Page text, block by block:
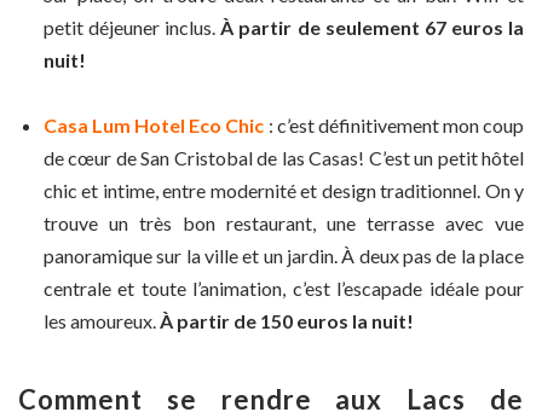
petit déjeuner inclus. À partir de seulement 67 euros la
nuit!
Casa Lum Hotel Eco Chic : c’est définitivement mon coup
de cœur de San Cristobal de las Casas! C’est un petit hôtel
chic et intime, entre modernité et design traditionnel. On y
trouve un très bon restaurant, une terrasse avec vue
panoramique sur la ville et un jardin. À deux pas de la place
centrale et toute l’animation, c’est l’escapade idéale pour
les amoureux.À partir de 150 euros la nuit!
Comment se rendre aux Lacs de